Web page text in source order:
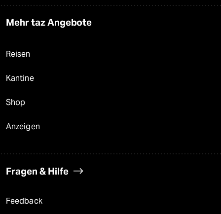
Mehr taz Angebote
Reisen
Kantine
Shop
Anzeigen
Fragen & Hilfe
Feedback